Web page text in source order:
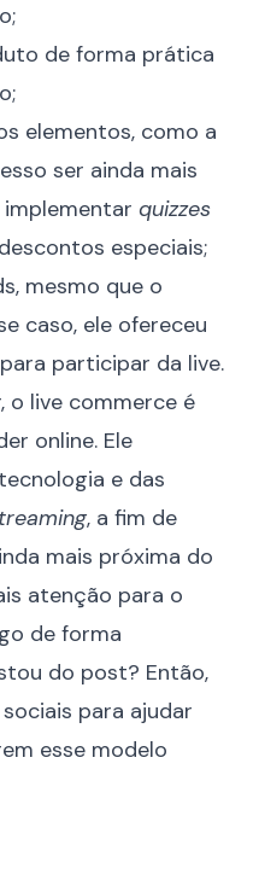
de forma prática
elementos, como a
ser ainda mais
quizzes
especiais;
mesmo que o
caso, ele ofereceu
participar da live.
o live commerce é
online. Ele
e das
, a fim de
mais próxima do
atenção para o
de forma
do post? Então,
para ajudar
esse modelo